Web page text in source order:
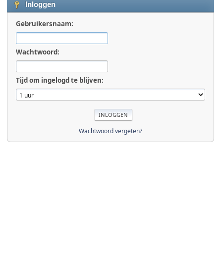
Inloggen
Gebruikersnaam:
Wachtwoord:
Tijd om ingelogd te blijven:
Wachtwoord vergeten?